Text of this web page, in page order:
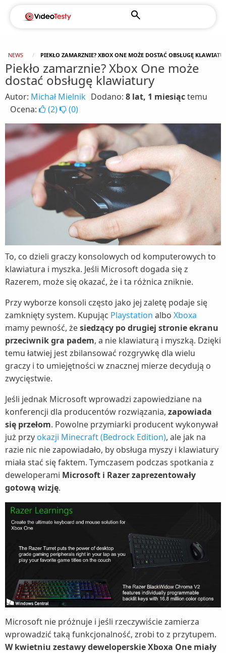
NEWS PIEKŁO ZAMARZNIE? XBOX ONE MOŻE DOSTAĆ OBSŁUGĘ
Piekło zamarznie? Xbox One może
dostać obsługę klawiatury
Autor: Michał Mielnik Dodano: 8 lat, 1 miesiąctemu
Ocena:
(2) (0)
To, co dzieli graczy konsolowych od komputerowych to
klawiatura i myszka. Jeśli Microsoft dogada się z
Razerem, może się okazać, że i ta różnica zniknie.
Przy wyborze konsoli często jako jej zaletę podaje się
zamknięty system. Kupując Playstation albo Xboxa
mamy pewność, żesiedzący po drugiej stronie ekranu
przeciwnik gra padem, a nie klawiaturą i myszką. Dzięki
temu łatwiej jest zbilansować rozgrywkę dla wielu
graczy i to umiejętności w znacznej mierze decydują o
zwycięstwie.
Jeśli jednak Microsoft wprowadzi zapowiedziane na
konferencji dla producentów rozwiązania, zapowiada
się przełom. Powolne przymiarki producent wykonywał
już przy okazji Minecraft (Bedrock Edition), ale jak na
razie nic nie zapowiadało, by obsługa myszy i klawiatury
miała stać się faktem. Tymczasem podczas spotkania z
deweloperami Microsoft i Razer zaprezentowały
gotową wizję.
Microsoft nie próżnuje i jeśli rzeczywiście zamierza
wprowadzić taką funkcjonalność, zrobi to z przytupem.
W kwietniu zestawy deweloperskie Xboxa One miały